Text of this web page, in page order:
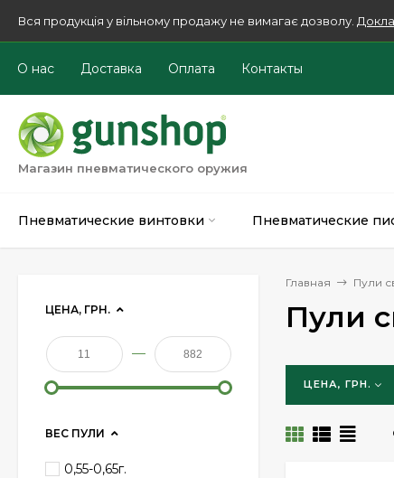
Вся продукція у вільному продажу не вимагає дозволу.
О нас Доставка Оплата Контакты
Магазин пневматического оружия
Пневматические винтовки Пневматические
Главная Пули
Пули
ЦЕНА, ГРН.
ЦЕНА, ГРН.
—
ВЕС ПУЛИ
0,55-0,65г.